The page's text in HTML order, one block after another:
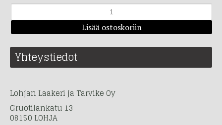
Yhteystiedot
Lohjan Laakeri ja Tarvike Oy
Gruotilankatu 13
08150 LOHJA